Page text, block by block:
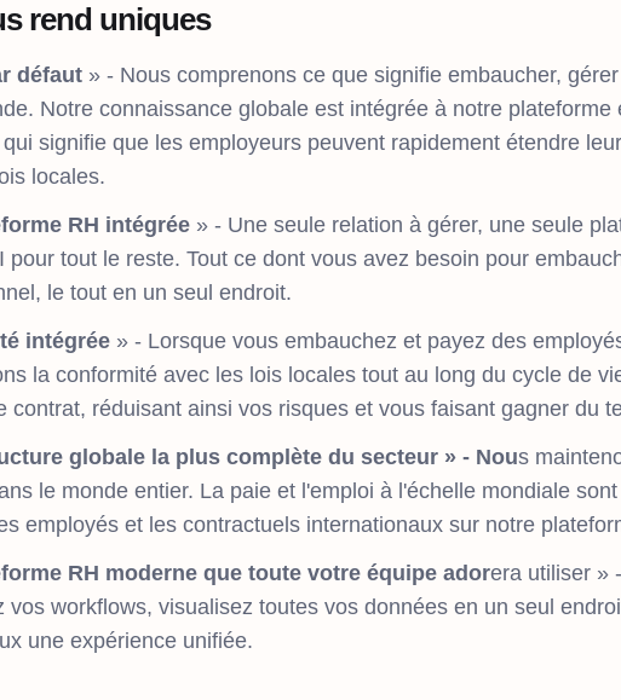
rend uniques
défaut » - Nous comprenons ce que signifie embaucher,
Notre connaissance globale est intégrée à notre
signifie que les employeurs peuvent rapidement étendre
locales.
RH intégrée » - Une seule relation à gérer, une seule
pour tout le reste. Tout ce dont vous avez besoin pour
le tout en un seul endroit.
intégrée » - Lorsque vous embauchez et payez des
la conformité avec les lois locales tout au long du cycle de
contrat, réduisant ainsi vos risques et vous faisant gagner du
globale la plus complète du secteur » - Nous
le monde entier. La paie et l'emploi à l'échelle mondiale
employés et les contractuels internationaux sur notre
RH moderne que toute votre équipe adorera utiliser »
vos workflows, visualisez toutes vos données en un seul
une expérience unifiée.